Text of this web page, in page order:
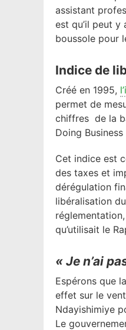
assistant
est qu’il peut
boussole pour
Indice de
Créé en 1995,
permet de
chiffres de la
Doing
Cet indice est
des taxes et
dérégulation
libéralisation
qu’utilisait le
« Je n’ai
Espérons que
effet sur le
Ndayishimiye
Le